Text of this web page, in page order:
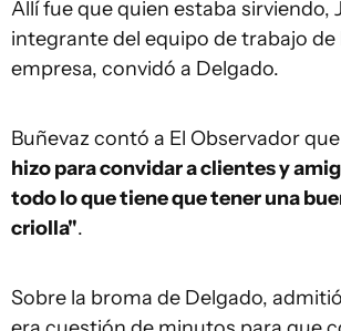
Allí fue que quien estaba sirviendo,
integrante del equipo de trabajo de
empresa, convidó a Delgado.
Buñevaz contó a El Observador que
hizo para convidar a clientes y
todo lo que tiene que tener una
criolla".
Sobre la broma de Delgado,